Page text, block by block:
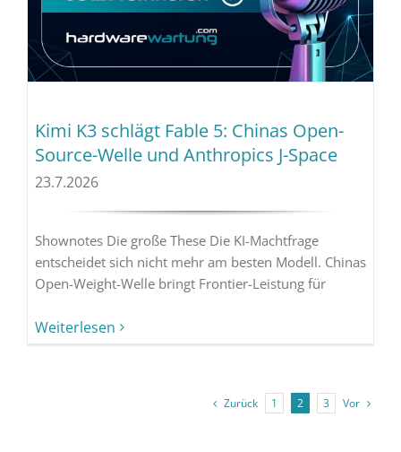
Kimi K3 schlägt Fable 5: Chinas Open-
Source-Welle und Anthropics J-Space
23.7.2026
Shownotes Die große These Die KI-Machtfrage
entscheidet sich nicht mehr am besten Modell. Chinas
Open-Weight-Welle bringt Frontier-Leistung für
Weiterlesen
Zurück 1 2 3 Vor